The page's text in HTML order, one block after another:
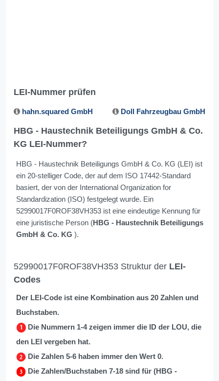
LEI-Nummer prüfen
hahn.squared GmbH Doll Fahrzeugbau GmbH
HBG - Haustechnik Beteiligungs GmbH & Co.
KG LEI-Nummer?
HBG - Haustechnik Beteiligungs GmbH & Co. KG (LEI) ist
ein 20-stelliger Code, der auf dem ISO 17442-Standard
basiert, der von der International Organization for
Standardization (ISO) festgelegt wurde. Ein
52990017F0ROF38VH353 ist eine eindeutige Kennung für
eine juristische Person (HBG - Haustechnik Beteiligungs
GmbH & Co. KG ).
52990017F0ROF38VH353 Struktur der LEI-
Codes
Der LEI-Code ist eine Kombination aus 20 Zahlen und
Buchstaben.
Die Nummern 1-4 zeigen immer die ID der LOU, die
den LEI vergeben hat.
Die Zahlen 5-6 haben immer den Wert 0.
Die Zahlen/Buchstaben 7-18 sind für (HBG -